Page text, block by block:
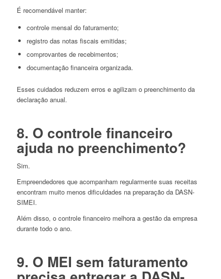
É recomendável manter:
controle mensal do faturamento;
registro das notas fiscais emitidas;
comprovantes de recebimentos;
documentação financeira organizada.
Esses cuidados reduzem erros e agilizam o preenchimento da
declaração anual.
8. O controle financeiro
ajuda no preenchimento?
Sim.
Empreendedores que acompanham regularmente suas receitas
encontram muito menos dificuldades na preparação da DASN-
SIMEI.
Além disso, o controle financeiro melhora a gestão da empresa
durante todo o ano.
9. O MEI sem faturamento